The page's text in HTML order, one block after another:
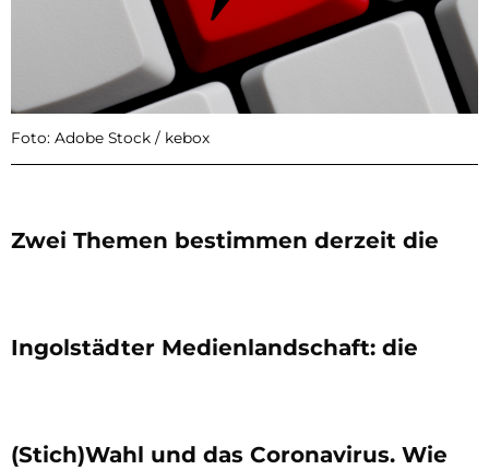
Foto: Adobe Stock / kebox
Zwei Themen bestimmen derzeit die
Ingolstädter Medienlandschaft: die
(Stich)Wahl und das Coronavirus. Wie